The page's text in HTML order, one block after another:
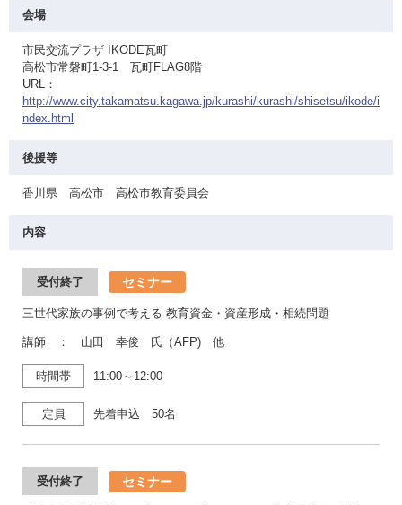
会場
市民交流プラザ IKODE瓦町
高松市常磐町1-3-1 瓦町FLAG8階
URL：
http://www.city.takamatsu.kagawa.jp/kurashi/kurashi/shisetsu/ikode/i
ndex.html
後援等
香川県 高松市 高松市教育委員会
内容
受付終了 セミナー
三世代家族の事例で考える 教育資金・資産形成・相続問題
講師 ： 山田 幸俊 氏（AFP) 他
時間帯 11:00～12:00
定員 先着申込 50名
受付終了 セミナー